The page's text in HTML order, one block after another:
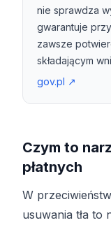
nie sprawdza
gwarantuje
zawsze
składającym
gov.pl ↗
Czym to
płatnych
W
usuwania tła to